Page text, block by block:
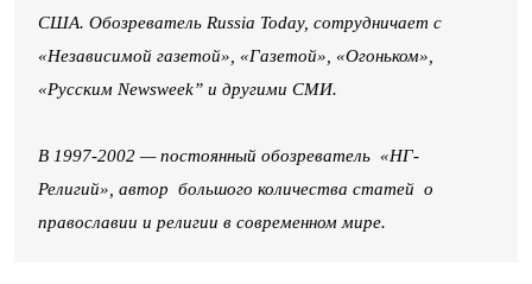
США. Обозреватель Russia Today, сотрудничает с
«Независимой газетой», «Газетой», «Огоньком»,
«Русским Newsweek” и другими СМИ.
В 1997-2002 — постоянный обозреватель «НГ-
Религий», автор большого количества статей о
православии и религии в современном мире.